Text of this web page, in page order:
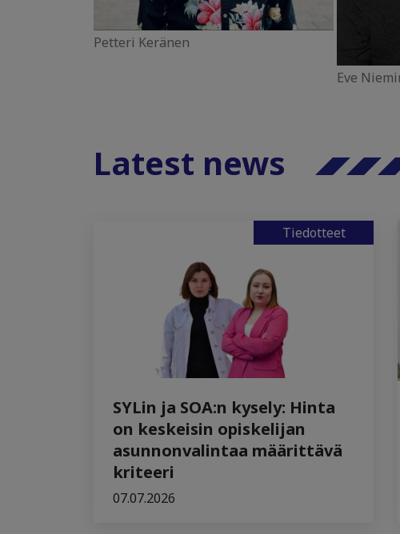
Petteri Keränen
Eve
Latest news
Tiedotteet
SYLin ja SOA:n kysely: Hinta
on keskeisin opiskelijan
asunnonvalintaa määrittävä
kriteeri
07.07.2026